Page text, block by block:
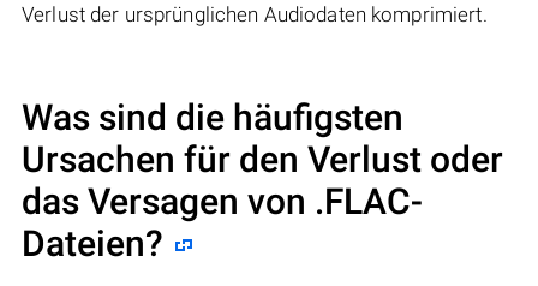
Verlust der ursprünglichen Audiodaten komprimiert.
Was sind die häufigsten
Ursachen für den Verlust oder
das Versagen von .FLAC-
Dateien?